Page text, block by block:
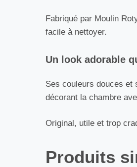
Fabriqué par Moulin
facile à nettoyer.
Un look adorable
Ses couleurs douces et
décorant la chambre
Original, utile et trop
Produits